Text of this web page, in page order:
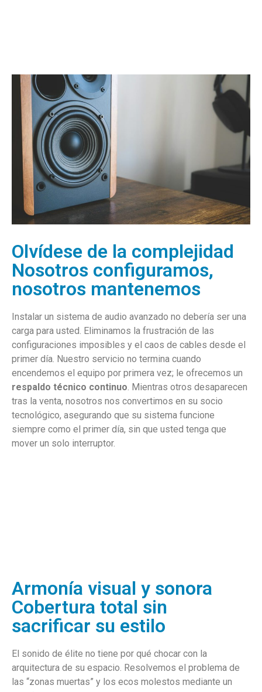
Olvídese de la complejidad
Nosotros configuramos,
nosotros mantenemos
Instalar un sistema de audio avanzado no debería ser una
carga para usted. Eliminamos la frustración de las
configuraciones imposibles y el caos de cables desde el
primer día. Nuestro servicio no termina cuando
encendemos el equipo por primera vez; le ofrecemos un
respaldo técnico continuo. Mientras otros desaparecen
tras la venta, nosotros nos convertimos en su socio
tecnológico, asegurando que su sistema funcione
siempre como el primer día, sin que usted tenga que
mover un solo interruptor.
Armonía visual y sonora
Cobertura total sin
sacrificar su estilo
El sonido de élite no tiene por qué chocar con la
arquitectura de su espacio. Resolvemos el problema de
las “zonas muertas” y los ecos molestos mediante un